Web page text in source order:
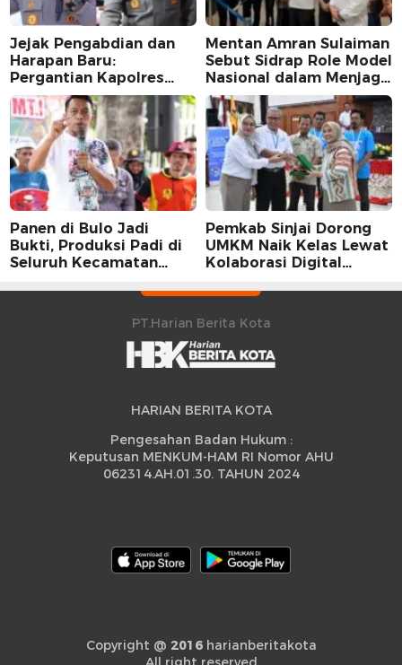
Jejak Pengabdian dan
Harapan Baru:
Pergantian Kapolres
Sidrap dalam Perspektif
Karier Dua Perwira
Mentan Amran Sulaiman
Sebut Sidrap Role Model
Nasional dalam Menjaga
Stabilitas Harga Telur
Panen di Bulo Jadi
Bukti, Produksi Padi di
Seluruh Kecamatan
Peningkatan
Pemkab Sinjai Dorong
UMKM Naik Kelas Lewat
Kolaborasi Digital
PT.Harian Berita Kota
HARIAN BERITA KOTA
Pengesahan Badan Hukum :
Keputusan MENKUM-HAM RI Nomor AHU
062314.AH.01.30. TAHUN 2024
Copyright @ 2016harianberitakota